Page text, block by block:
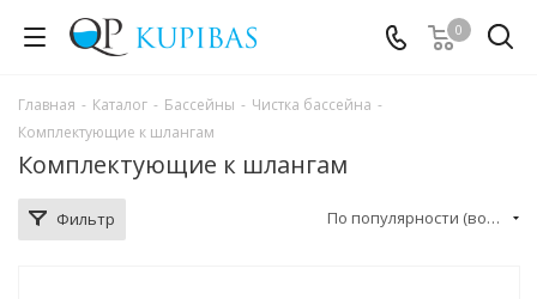
0
Главная - Каталог - Бассейны - Чистка бассейна -
Комплектующие к шлангам
Комплектующие к шлангам
Фильтр По популярности (возрастание)